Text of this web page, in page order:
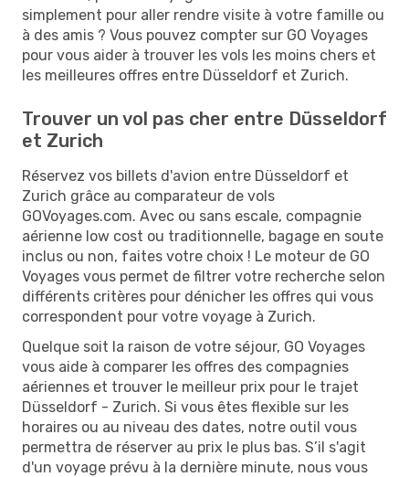
simplement pour aller rendre visite à votre famille ou
à des amis ? Vous pouvez compter sur GO Voyages
pour vous aider à trouver les vols les moins chers et
les meilleures offres entre Düsseldorf et Zurich.
Trouver un vol pas cher entre Düsseldorf
et Zurich
Réservez vos billets d'avion entre Düsseldorf et
Zurich grâce au comparateur de vols
GOVoyages.com. Avec ou sans escale, compagnie
aérienne low cost ou traditionnelle, bagage en soute
inclus ou non, faites votre choix ! Le moteur de GO
Voyages vous permet de filtrer votre recherche selon
différents critères pour dénicher les offres qui vous
correspondent pour votre voyage à Zurich.
Quelque soit la raison de votre séjour, GO Voyages
vous aide à comparer les offres des compagnies
aériennes et trouver le meilleur prix pour le trajet
Düsseldorf - Zurich. Si vous êtes flexible sur les
horaires ou au niveau des dates, notre outil vous
permettra de réserver au prix le plus bas. S’il s'agit
d'un voyage prévu à la dernière minute, nous vous